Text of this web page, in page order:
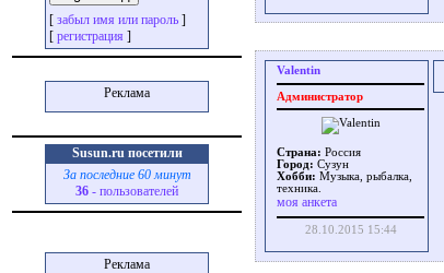
[ забыл имя или пароль ]
[ регистрация ]
Реклама
Susun.ru посетили
За последние 60 минут
36 - пользователей
Реклама
Valentin
Администратор
Страна: Россия
Город: Сузун
Хобби: Музыка, рыбалка,
техника.
моя анкета
28.10.2015 15:44